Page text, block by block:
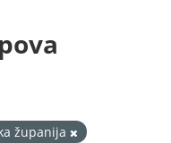
županija